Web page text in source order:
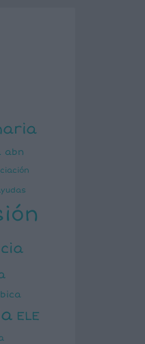
abn
ELE